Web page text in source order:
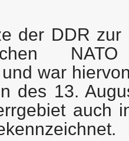
der DDR
war
des 13.
auch